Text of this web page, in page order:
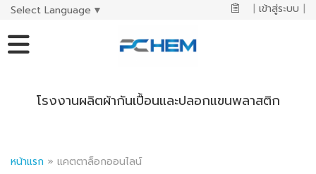
Select Language ▼ | เข้าสู่ระบบ |
โรงงานผลิตผ้ากันเปื้อนและปลอกแขนพลาสติก
หน้าแรก » แคตตาล็อกออนไลน์